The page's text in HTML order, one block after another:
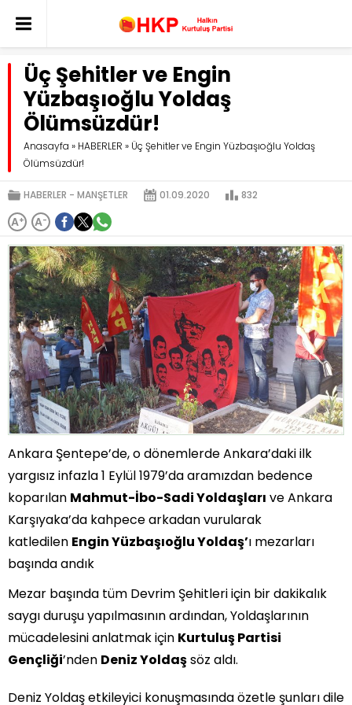
Üç Şehitler ve Engin
Yüzbaşıoğlu Yoldaş
Ölümsüzdür!
Anasayfa » HABERLER » Üç Şehitler ve Engin Yüzbaşıoğlu Yoldaş
Ölümsüzdür!
HABERLER MANŞETLER 01.09.2020 832
A+ A-
Ankara Şentepe’de, o dönemlerde Ankara’daki ilk
yargısız infazla 1 Eylül 1979’da aramızdan bedence
koparılan Mahmut-İbo-Sadi Yoldaşları ve Ankara
Karşıyaka’da kahpece arkadan vurularak
katledilen Engin Yüzbaşıoğlu Yoldaş’ı mezarları
başında andık
Mezar başında tüm Devrim Şehitleri için bir dakikalık
saygı duruşu yapılmasının ardından, Yoldaşlarının
mücadelesini anlatmak için Kurtuluş Partisi
Gençliği’nden Deniz Yoldaşsöz aldı.
Deniz Yoldaş etkileyici konuşmasında özetle şunları dile